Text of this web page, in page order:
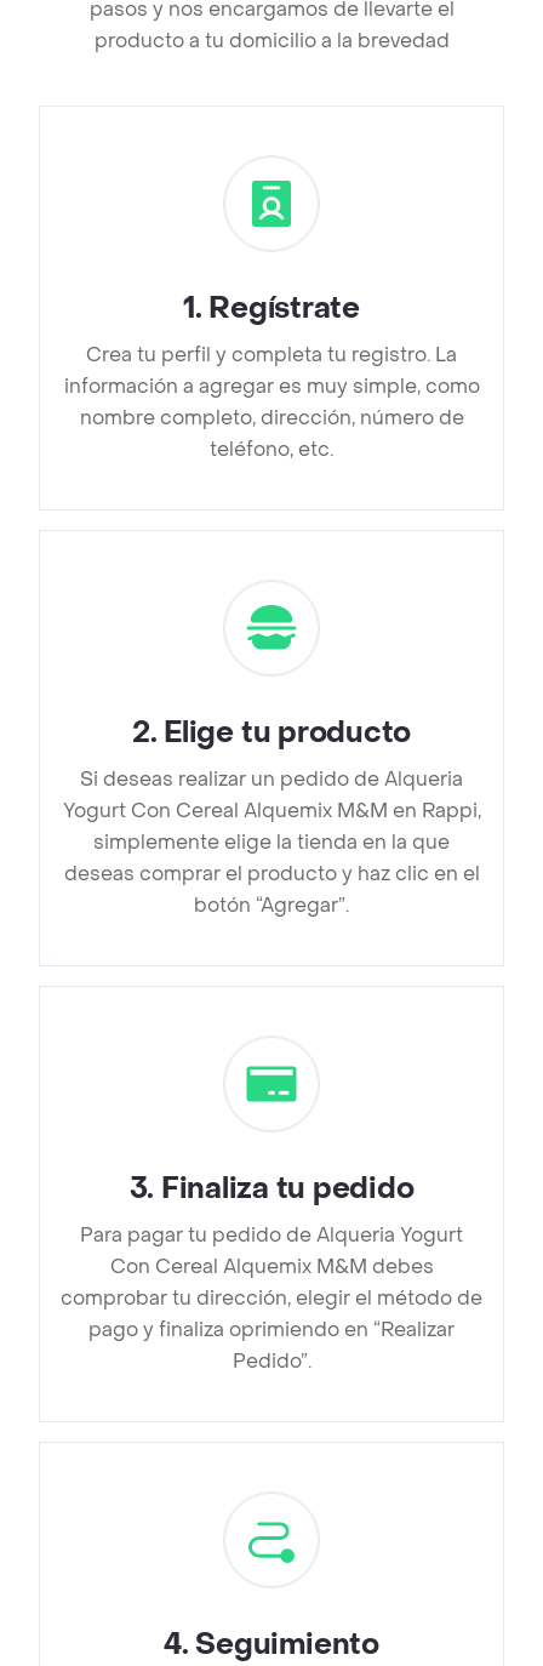
pasos y nos encargamos de llevarte el
producto a tu domicilio a la brevedad
1. Regístrate
Crea tu perfil y completa tu registro. La
información a agregar es muy simple, como
nombre completo, dirección, número de
teléfono, etc.
2. Elige tu producto
Si deseas realizar un pedido de Alqueria
Yogurt Con Cereal Alquemix M&M en Rappi,
simplemente elige la tienda en la que
deseas comprar el producto y haz clic en el
botón “Agregar”.
3. Finaliza tu pedido
Para pagar tu pedido de Alqueria Yogurt
Con Cereal Alquemix M&M debes
comprobar tu dirección, elegir el método de
pago y finaliza oprimiendo en “Realizar
Pedido”.
4. Seguimiento